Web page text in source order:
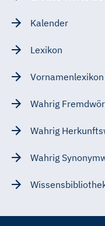
Kalender
Lexikon
Vornamenlexikon
Wahrig
Wahrig
Wahrig